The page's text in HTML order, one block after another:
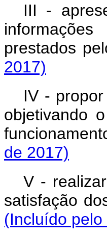
III -
2017)
IV -
objetivando
de 2017)
V -
satisfação
(Incluído